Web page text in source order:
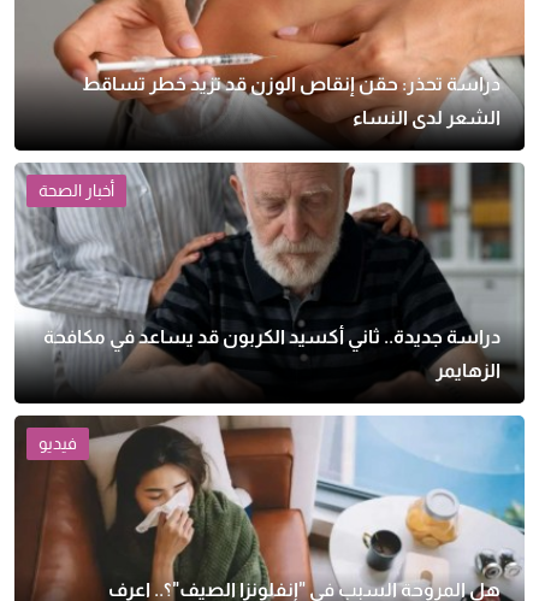
دراسة تحذر: حقن إنقاص الوزن قد تزيد خطر تساقط
الشعر لدى النساء
أخبار الصحة
دراسة جديدة.. ثاني أكسيد الكربون قد يساعد في مكافحة
الزهايمر
فيديو
هل المروحة السبب في "إنفلونزا الصيف"؟.. اعرف